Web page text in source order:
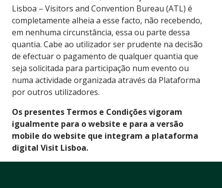
Lisboa – Visitors and Convention Bureau (ATL) é
completamente alheia a esse facto, não recebendo,
em nenhuma circunstância, essa ou parte dessa
quantia. Cabe ao utilizador ser prudente na decisão
de efectuar o pagamento de qualquer quantia que
seja solicitada para participação num evento ou
numa actividade organizada através da Plataforma
por outros utilizadores.
Os presentes Termos e Condições vigoram
igualmente para o website e para a versão
mobile do website que integram a plataforma
digital Visit Lisboa.